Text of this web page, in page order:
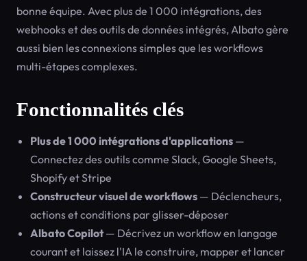
bonne équipe. Avec plus de 1 000 intégrations, des
webhooks et des outils de données intégrés, Albato gère
aussi bien les connexions simples que les workflows
multi-étapes complexes.
Fonctionnalités clés
Plus de 1 000 intégrations d'applications —
Connectez des outils comme Slack, Google Sheets,
Shopify et Stripe
Constructeur visuel de workflows — Déclencheurs,
actions et conditions par glisser-déposer
Albato Copilot— Décrivez un workflow en langage
courant et laissez l'IA le construire, mapper et lancer